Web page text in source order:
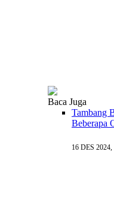
Baca Juga
Tambang
Beberapa
16 DES